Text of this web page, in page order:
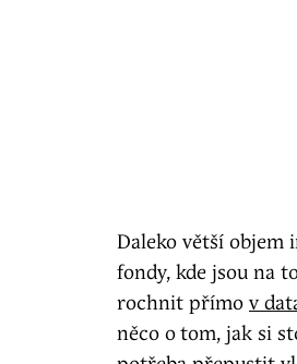
Daleko větší objem
fondy, kde jsou na
rochnit přímo v
něco otom, jak si